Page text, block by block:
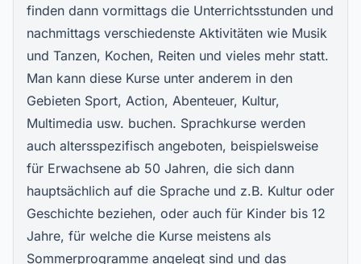
finden dann vormittags die Unterrichtsstunden und
nachmittags verschiedenste Aktivitäten wie Musik
und Tanzen, Kochen, Reiten und vieles mehr statt.
Man kann diese Kurse unter anderem in den
Gebieten Sport, Action, Abenteuer, Kultur,
Multimedia usw. buchen. Sprachkurse werden
auch altersspezifisch angeboten, beispielsweise
für Erwachsene ab 50 Jahren, die sich dann
hauptsächlich auf die Sprache und z.B. Kultur oder
Geschichte beziehen, oder auch für Kinder bis 12
Jahre, für welche die Kurse meistens als
Sommerprogramme angelegt sind und das